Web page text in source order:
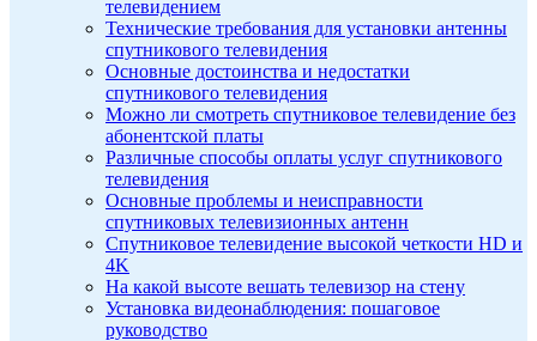
телевидением
Технические требования для установки антенны
спутникового телевидения
Основные достоинства и недостатки
спутникового телевидения
Можно ли смотреть спутниковое телевидение без
абонентской платы
Различные способы оплаты услуг спутникового
телевидения
Основные проблемы и неисправности
спутниковых телевизионных антенн
Спутниковое телевидение высокой четкости HD и
4K
На какой высоте вешать телевизор на стену
Установка видеонаблюдения: пошаговое
руководство